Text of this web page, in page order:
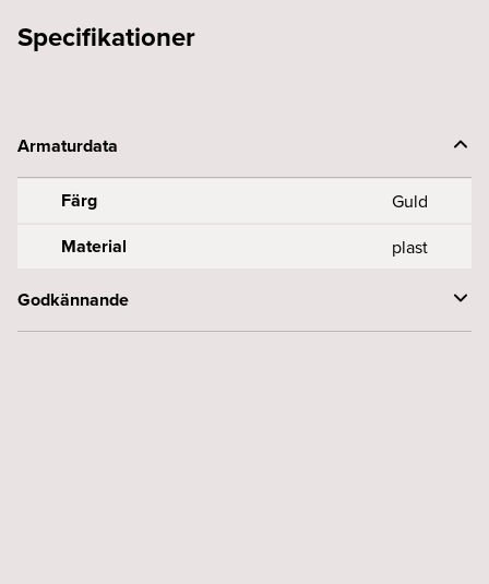
Specifikationer
Armaturdata
Färg Guld
Material plast
Godkännande